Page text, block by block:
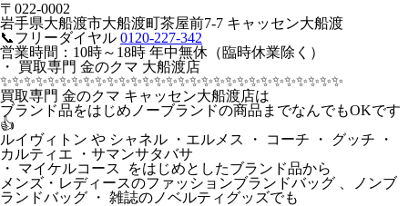
〒022-0002
岩手県大船渡市大船渡町茶屋前7-7 キャッセン大船渡
📞フリーダイヤル 0120-227-342
営業時間：10時～18時 年中無休（臨時休業除く）
・ 買取専門 金のクマ 大船渡店
✨️✨️✨️✨️✨️✨️✨️✨️✨️✨️✨️✨️✨️✨️✨️✨️✨️✨️✨️✨️✨️✨️✨️✨️✨️✨️✨️✨️✨️
買取専門 金のクマ キャッセン大船渡店は
ブランド品をはじめノーブランドの商品までなんでもOKです
👍
ルイヴィトン や シャネル ・エルメス ・ コーチ ・ グッチ ・
カルティエ ・サマンサタバサ
・ マイケルコース をはじめとしたブランド品から
メンズ・レディースのファッションブランドバッグ 、ノンブ
ランドバッグ ・ 雑誌のノベルティグッズでも